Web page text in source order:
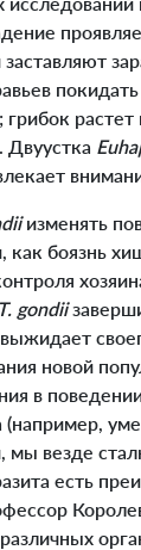
грибок
Двуустка
изменять
боязнь
T. gondii
новой
в
(например,
везде
есть